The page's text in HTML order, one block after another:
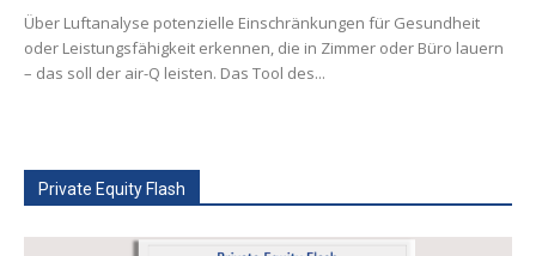
Über Luftanalyse potenzielle Einschränkungen für Gesundheit
oder Leistungsfähigkeit erkennen, die in Zimmer oder Büro lauern
– das soll der air-Q leisten. Das Tool des...
Private Equity Flash